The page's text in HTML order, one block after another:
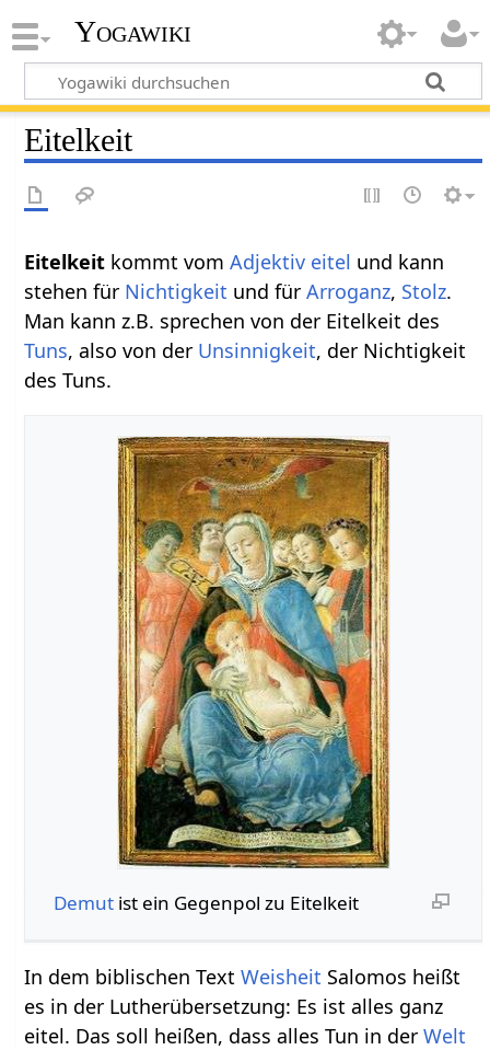
Yogawiki
Eitelkeit
Eitelkeit kommt vomAdjektiv eitel und kann
stehen für Nichtigkeit und fürArroganz, Stolz.
Man kann z.B. sprechen von der Eitelkeit des
Tuns, also von der Unsinnigkeit, der Nichtigkeit
des Tuns.
Demutist ein Gegenpol zu Eitelkeit
In dem biblischen TextWeisheit Salomos heißt
es in der Lutherübersetzung: Es ist alles ganz
eitel. Das soll heißen, dass alles Tun in derWelt